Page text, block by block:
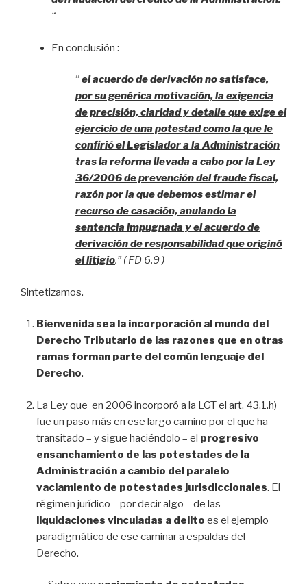
“
En conclusión :
“ el acuerdo de derivación no satisface,
por su genérica motivación, la exigencia
de precisión, claridad y detalle que exige el
ejercicio de una potestad como la que le
confirió el Legislador a la Administración
tras la reforma llevada a cabo por la Ley
36/2006 de prevención del fraude fiscal,
razón por la que debemos estimar el
recurso de casación, anulando la
sentencia impugnada y el acuerdo de
derivación de responsabilidad que originó
el litigio.” ( FD 6.9 )
Sintetizamos.
Bienvenida sea la incorporación al mundo del
Derecho Tributario de las razones que en otras
ramas forman parte del común lenguaje del
Derecho.
La Ley que en 2006 incorporó a la LGT el art. 43.1.h)
fue un paso más en ese largo camino por el que ha
transitado – y sigue haciéndolo – el progresivo
ensanchamiento de las potestades de la
Administración a cambio del paralelo
vaciamiento de potestades jurisdiccionales. El
régimen jurídico – por decir algo – de las
liquidaciones vinculadas a delito es el ejemplo
paradigmático de ese caminar a espaldas del
Derecho.